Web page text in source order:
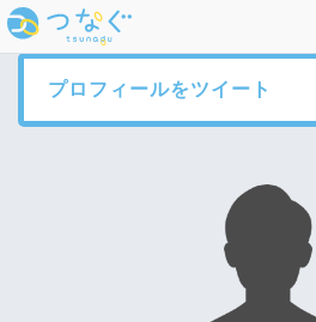
プロフィールをツイート